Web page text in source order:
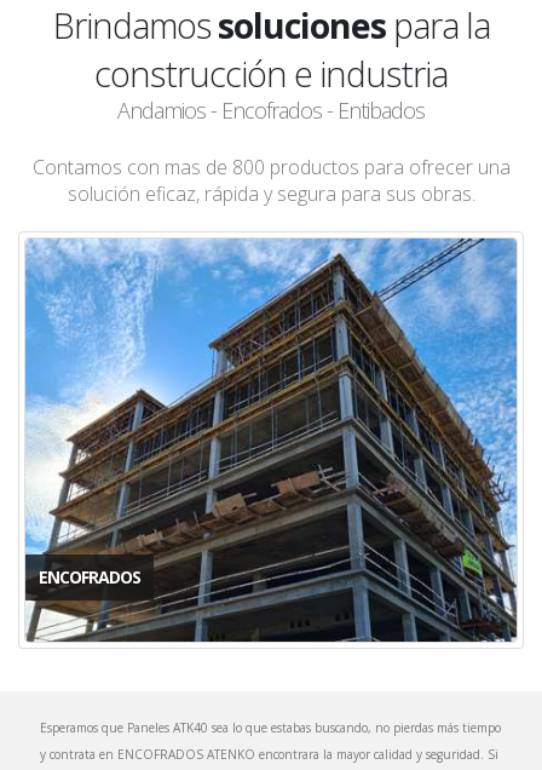
Brindamossolucionespara la
construcción e industria
Andamios - Encofrados - Entibados
Contamos con mas de 800 productos para ofrecer una
solución eficaz, rápida y segura para sus obras.
ENCOFRADOS
Esperamos que Paneles ATK40 sea lo que estabas buscando, no pierdas más tiempo
y contrata en ENCOFRADOS ATENKO encontrara la mayor calidad y seguridad. Si